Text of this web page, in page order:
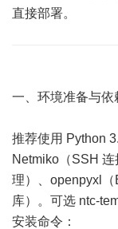
直接部署。
一、环境准备与依
推荐使用 Python
Netmiko（SSH
理）、openpyxl
库）。可选 ntc-
安装命令：